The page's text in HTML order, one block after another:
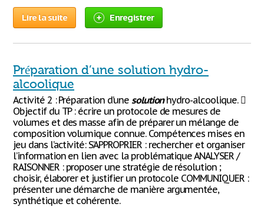
Lire la suite Enregistrer
Préparation d’une solution hydro-
alcoolique
Activité 2 : Préparation d’une solutionhydro-alcoolique. 
Objectif du TP : écrire un protocole de mesures de
volumes et des masse afin de préparer un mélange de
composition volumique connue. Compétences mises en
jeu dans l’activité: S’APPROPRIER : rechercher et organiser
l’information en lien avec la problématique ANALYSER /
RAISONNER : proposer une stratégie de résolution ;
choisir, élaborer et justifier un protocole COMMUNIQUER :
présenter une démarche de manière argumentée,
synthétique et cohérente.